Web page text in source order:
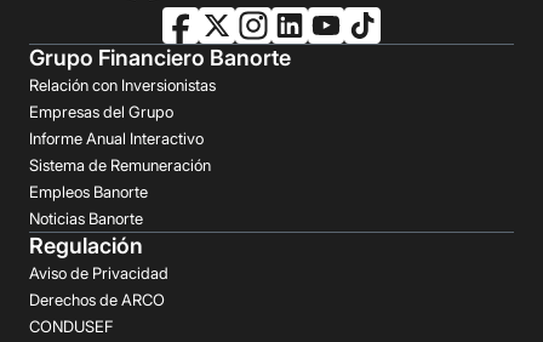
Grupo Financiero Banorte
Relación con Inversionistas
Empresas del Grupo
Informe Anual Interactivo
Sistema de Remuneración
Empleos Banorte
Noticias Banorte
Regulación
Aviso de Privacidad
Derechos de ARCO
CONDUSEF